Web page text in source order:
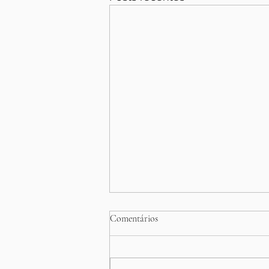
Acupuntura para Dor Lombar em
Remédio
Comentários